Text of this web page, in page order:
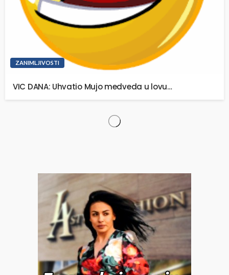
ZANIMLJIVOSTI
VIC DANA: Uhvatio Mujo medveda u lovu…